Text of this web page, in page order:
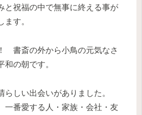
と祝福の中で無事に終える事が
ます。
書斎の外から小鳥の元気なさ
和の朝です。
らしい出会いがありました。
一番愛する人・家族・会社・友